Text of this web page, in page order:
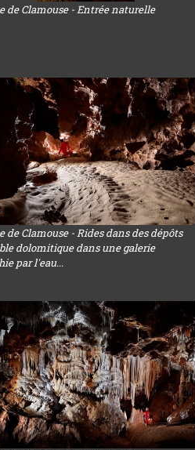
de Clamouse - Entrée naturelle
de Clamouse - Rides dans des dépôts
dolomitique dans une galerie
par l'eau...